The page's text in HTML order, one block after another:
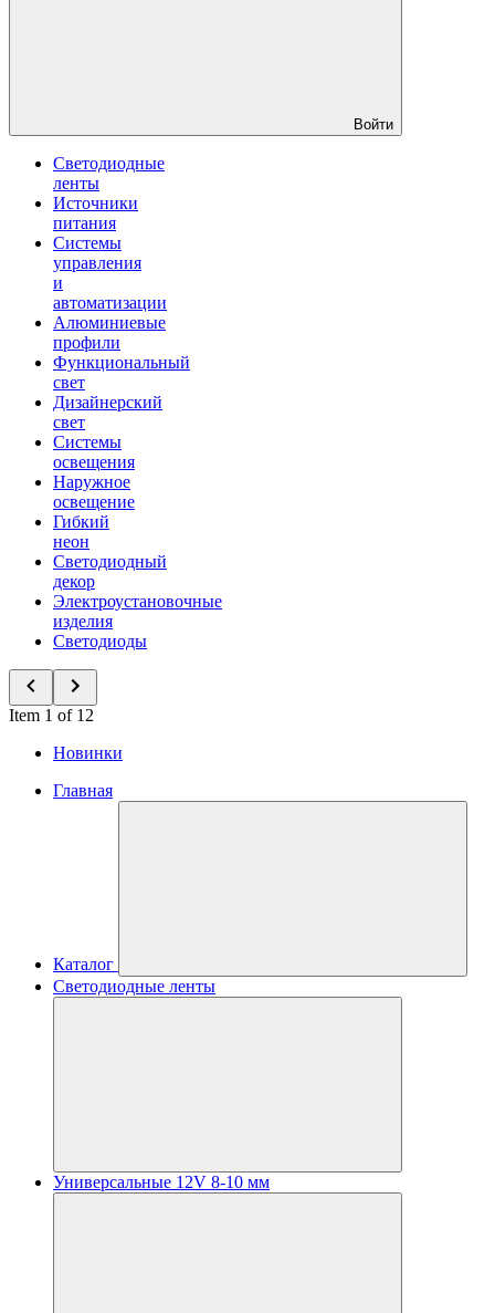
Войти
Светодиодные
ленты
Источники
питания
Системы
управления
и
автоматизации
Алюминиевые
профили
Функциональный
свет
Дизайнерский
свет
Системы
освещения
Наружное
освещение
Гибкий
неон
Светодиодный
декор
Электроустановочные
изделия
Светодиоды
Item 1 of 12
Новинки
Главная
Каталог
Светодиодные ленты
Универсальные 12V 8-10 мм